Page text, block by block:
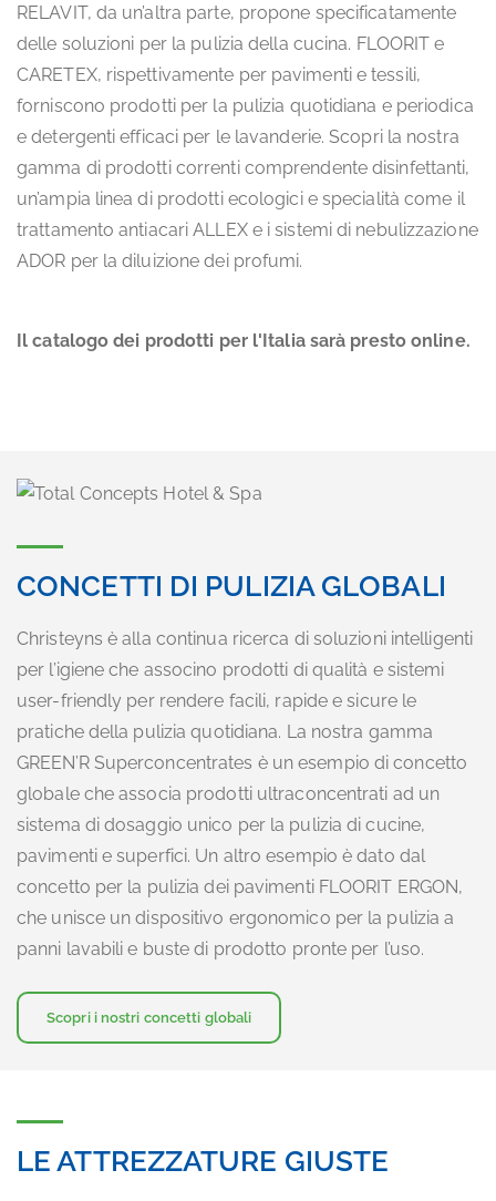
RELAVIT, da un’altra parte, propone specificatamente
delle soluzioni per la pulizia della cucina. FLOORIT e
CARETEX, rispettivamente per pavimenti e tessili,
forniscono prodotti per la pulizia quotidiana e periodica
e detergenti efficaci per le lavanderie. Scopri la nostra
gamma di prodotti correnti comprendente disinfettanti,
un’ampia linea di prodotti ecologici e specialità come il
trattamento antiacari ALLEX e i sistemi di nebulizzazione
ADOR per la diluizione dei profumi.
Il catalogo dei prodotti per l'Italia sarà presto online.
CONCETTI DI PULIZIA GLOBALI
Christeyns è alla continua ricerca di soluzioni intelligenti
per l’igiene che associno prodotti di qualità e sistemi
user-friendly per rendere facili, rapide e sicure le
pratiche della pulizia quotidiana. La nostra gamma
GREEN’R Superconcentrates è un esempio di concetto
globale che associa prodotti ultraconcentrati ad un
sistema di dosaggio unico per la pulizia di cucine,
pavimenti e superfici. Un altro esempio è dato dal
concetto per la pulizia dei pavimenti FLOORIT ERGON,
che unisce un dispositivo ergonomico per la pulizia a
panni lavabili e buste di prodotto pronte per l’uso.
Scopri i nostri concetti globali
LE ATTREZZATURE GIUSTE